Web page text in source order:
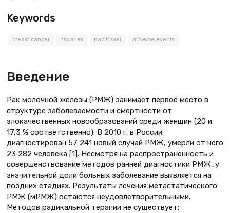
Keywords
breast cancer taxanes paclitaxel adverse events
Введение
Рак молочной железы (РМЖ) занимает первое место в
структуре заболеваемости и смертности от
злокачественных новообразований среди женщин (20 и
17,3 % соответственно). В 2010 г. в России
диагностирован 57 241 новый случай РМЖ, умерли от него
23 282 человека [1]. Несмотря на распространенность и
совершенствование методов ранней диагностики РМЖ, у
значительной доли больных заболевание выявляется на
поздних стадиях. Результаты лечения метастатического
РМЖ (мРМЖ) остаются неудовлетворительными.
Методов радикальной терапии не существует;